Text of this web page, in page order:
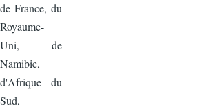
de France, du
Royaume-
Uni, de
Namibie,
d'Afrique du
Sud,